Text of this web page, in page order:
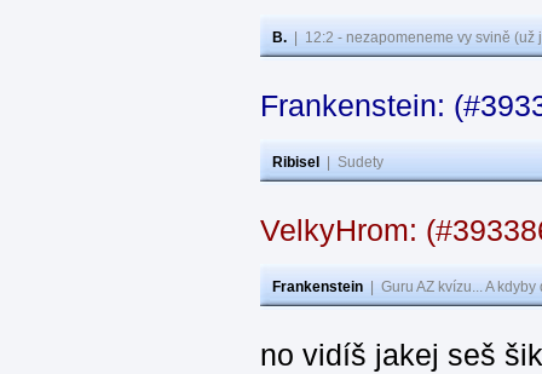
B. 12:2 - nezapomeneme vy svině
Frankenstein:
Ribisel Sudety
VelkyHrom:
Frankenstein Guru AZ kvízu... A
no vidíš jakej seš